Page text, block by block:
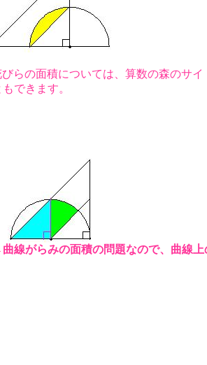
らの面積については、算数の森のサ
できます。
曲線がらみの面積の問題なので、曲線